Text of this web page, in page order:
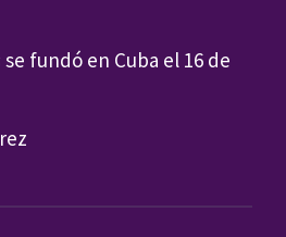
se fundó en Cuba el 16 de